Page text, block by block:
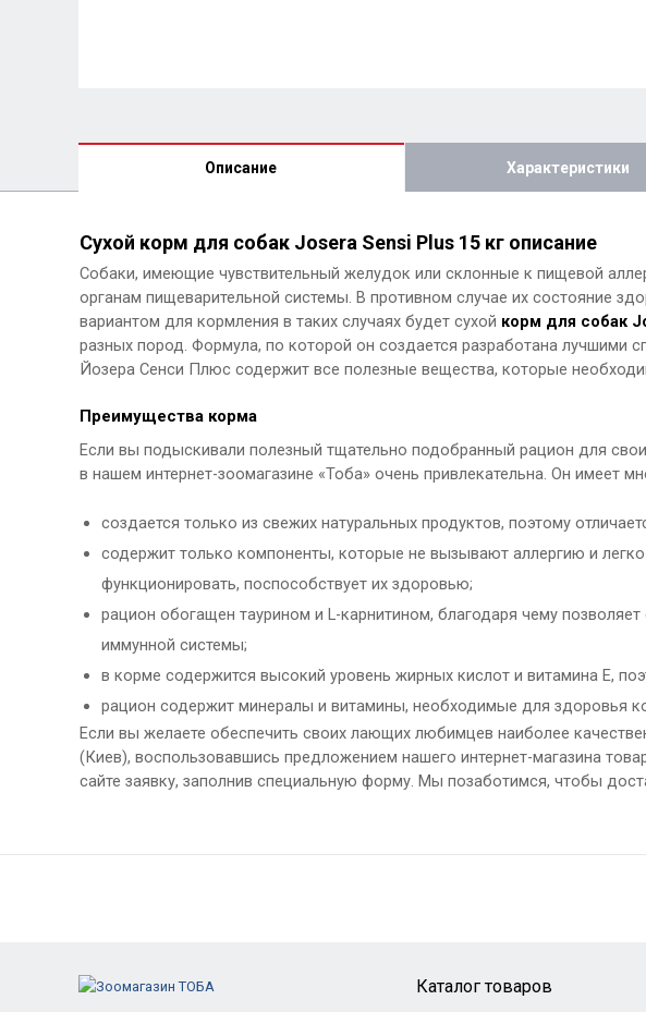
Описание Характеристики
Сухой корм для собак Josera Sensi Plus 15 кг описание
Собаки, имеющие чувствительный желудок или склонные к пищевой
органам пищеварительной системы. В противном случае их состояние
вариантом для кормления в таких случаях будет сухой корм для собак
разных пород. Формула, по которой он создается разработана лучшими
Йозера Сенси Плюс содержит все полезные вещества, которые
Преимущества корма
Если вы подыскивали полезный тщательно подобранный рацион для
в нашем интернет-зоомагазине «Тоба» очень привлекательна. Он имеет
создается только из свежих натуральных продуктов, поэтому
содержит только компоненты, которые не вызывают аллергию и
функционировать, поспособствует их здоровью;
рацион обогащен таурином и L-карнитином, благодаря чему
иммунной системы;
в корме содержится высокий уровень жирных кислот и витамина Е,
рацион содержит минералы и витамины, необходимые для здоровья
Если вы желаете обеспечить своих лающих любимцев наиболее
(Киев), воспользовавшись предложением нашего интернет-магазина
сайте заявку, заполнив специальную форму. Мы позаботимся, чтобы
Каталог товаров